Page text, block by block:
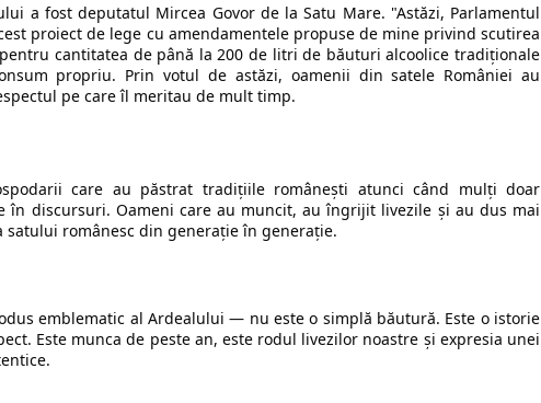
a fost deputatul Mircea Govor de la Satu Mare. "Astăzi, Parlamentul
proiect de lege cu amendamentele propuse de mine privind scutirea
cantitatea de până la 200 de litri de băuturi alcoolice tradiționale
propriu. Prin votul de astăzi, oamenii din satele României au
pe care îl meritau de mult timp.
care au păstrat tradițiile românești atunci când mulți doar
în discursuri. Oameni care au muncit, au îngrijit livezile și au dus mai
românesc din generație în generație.
emblematic al Ardealului — nu este o simplă băutură. Este o istorie
Este munca de peste an, este rodul livezilor noastre și expresia unei